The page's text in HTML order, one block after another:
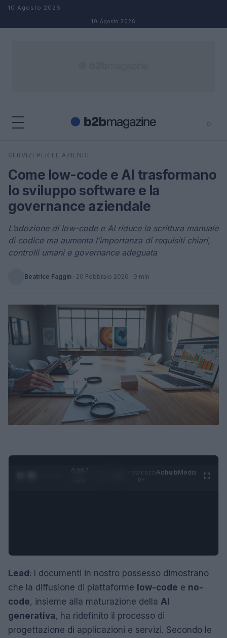
Salta al contenuto
10 Agosto 2026
10 Agosto 2026
⌕
Cerca
SERVIZI PER LE AZIENDE
Come low-code e AI trasformano
lo sviluppo software e la
governance aziendale
L’adozione di low-code e AI riduce la scrittura manuale
di codice ma aumenta l’importanza di requisiti chiari,
controlli umani e governance adeguata
Beatrice Faggin · 20 Febbraio 2026 · 9 min
0:30 /
AdhubMedia
Lead: I documenti in nostro possesso dimostrano
che la diffusione di piattaforme low-code e no-
code, insieme alla maturazione della AI
generativa, ha ridefinito il processo di
progettazione di applicazioni e servizi. Secondo le